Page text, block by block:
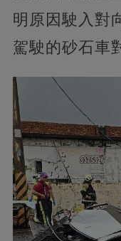
明原因駛入對
駕駛的砂石車